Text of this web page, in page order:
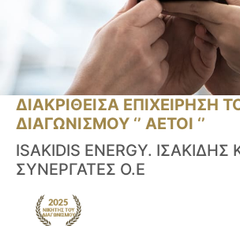
ΔΙΑΚΡΙΘΕΙΣΑ ΕΠΙΧΕΙΡΗΣΗ
ΔΙΑΓΩΝΙΣΜΟΥ ‘’ ΑΕΤΟΙ ‘’
ISAKIDIS ENERGY. ΙΣΑΚΙΔΗΣ
ΣΥΝΕΡΓΑΤΕΣ Ο.Ε